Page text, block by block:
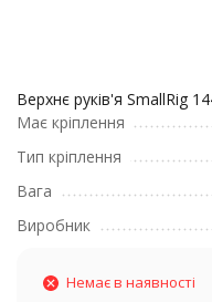
Верхнє руків'я SmallRig
Має кріплення
Тип кріплення
Вага
Виробник
Немає в наявності